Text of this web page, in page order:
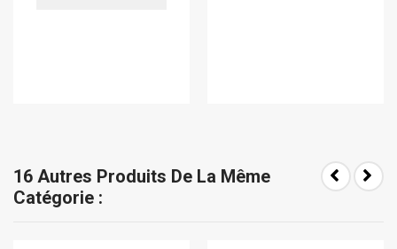
16 Autres Produits De La Même
Catégorie :